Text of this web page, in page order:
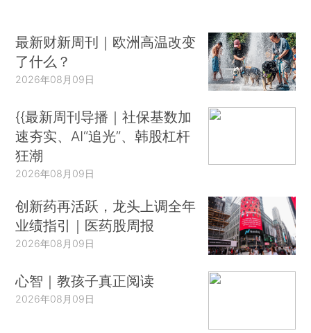
最新财新周刊｜欧洲高温改变
了什么？
2026年08月09日
{{最新周刊导播｜社保基数加
速夯实、AI“追光”、韩股杠杆
狂潮
2026年08月09日
创新药再活跃，龙头上调全年
业绩指引｜医药股周报
2026年08月09日
心智｜教孩子真正阅读
2026年08月09日